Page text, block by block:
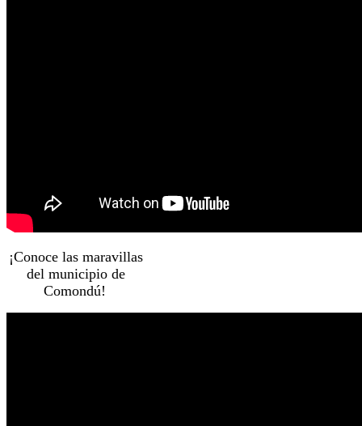
¡Conoce las maravillas
del municipio de
Comondú!